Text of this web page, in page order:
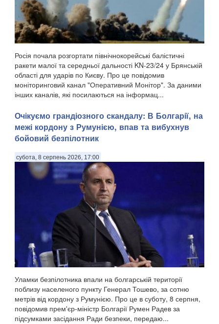
Росія почала розгортати північнокорейські балістичні
ракети малої та середньої дальності KN-23/24 у Брянській
області для ударів по Києву. Про це повідомив
моніторинговий канал "Оперативний Монітор". За даними
інших каналів, які посилаються на інформац...
Очікуємо грандіозного скандалу: В Болгарії, на
межі кордону з Румунією, впав та вибухнув
бойовий безпілотник
субота, 8 серпень 2026, 17:00
Уламки безпілотника впали на болгарській території
поблизу населеного пункту Генерал Тошево, за сотню
метрів від кордону з Румунією. Про це в суботу, 8 серпня,
повідомив прем'єр-міністр Болгарії Румен Радев за
підсумками засідання Ради безпеки, передаю...